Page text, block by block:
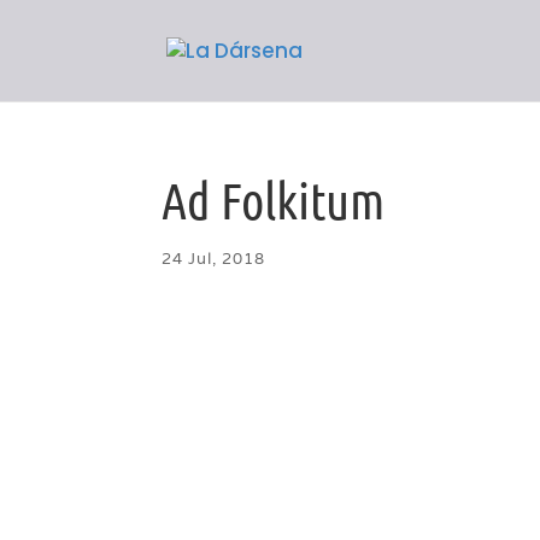
Ad Folkitum
24 Jul, 2018